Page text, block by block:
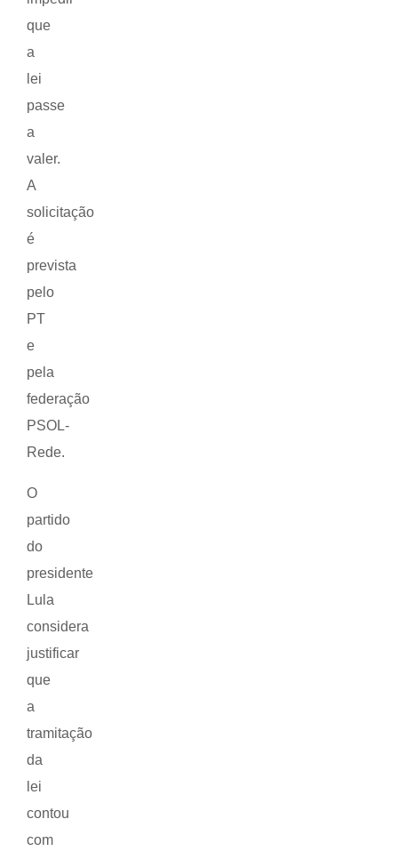
que
a
lei
passe
a
valer.
A
solicitação
é
prevista
pelo
PT
e
pela
federação
PSOL-
Rede.
O
partido
do
presidente
Lula
considera
justificar
que
a
tramitação
da
lei
contou
com